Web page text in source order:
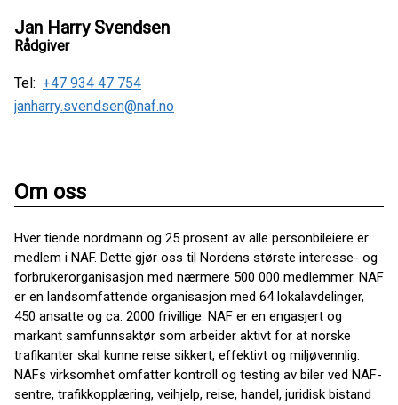
Jan Harry Svendsen
Rådgiver
Tel: +47 934 47 754
janharry.svendsen@naf.no
Om oss
Hver tiende nordmann og 25 prosent av alle personbileiere er
medlem i NAF. Dette gjør oss til Nordens største interesse- og
forbrukerorganisasjon med nærmere 500 000 medlemmer. NAF
er en landsomfattende organisasjon med 64 lokalavdelinger,
450 ansatte og ca. 2000 frivillige. NAF er en engasjert og
markant samfunnsaktør som arbeider aktivt for at norske
trafikanter skal kunne reise sikkert, effektivt og miljøvennlig.
NAFs virksomhet omfatter kontroll og testing av biler ved NAF-
sentre, trafikkopplæring, veihjelp, reise, handel, juridisk bistand